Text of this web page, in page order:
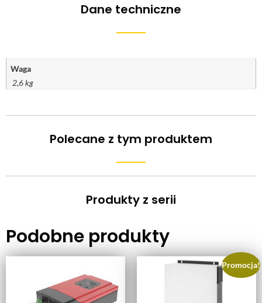
Dane techniczne
Waga
2,6 kg
Polecane z tym produktem
Produkty z serii
Podobne produkty
Promocja!